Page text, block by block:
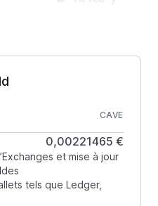
CAVE
0,00221465 €
et mise à jour
tels que Ledger,